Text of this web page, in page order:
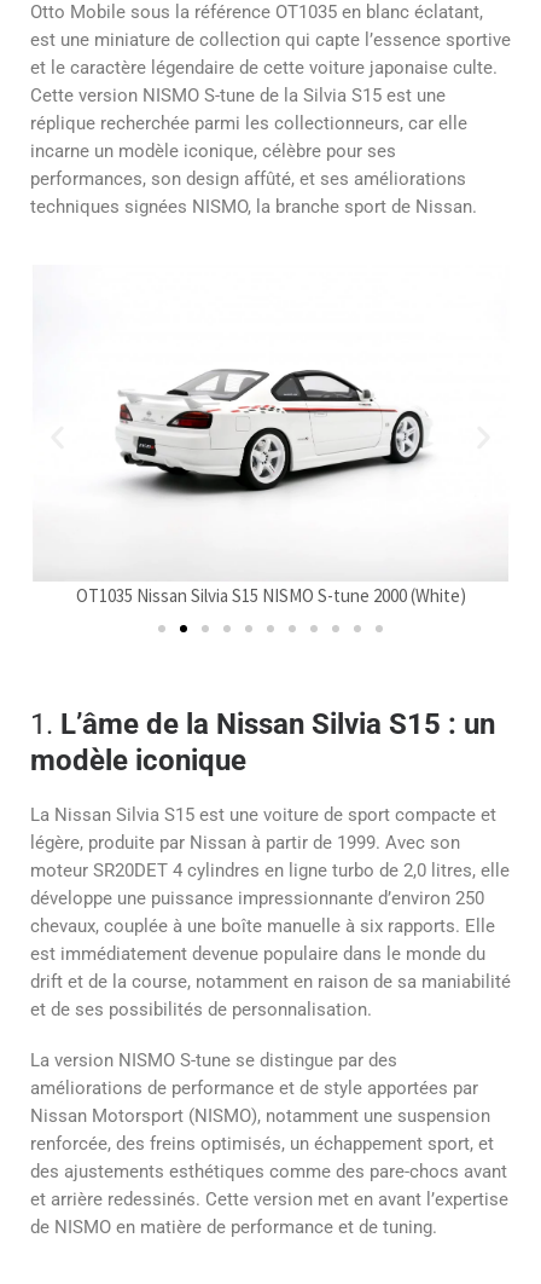
Otto Mobile sous la référence OT1035 en blanc éclatant,
est une miniature de collection qui capte l’essence sportive
et le caractère légendaire de cette voiture japonaise culte.
Cette version NISMO S-tune de la Silvia S15 est une
réplique recherchée parmi les collectionneurs, car elle
incarne un modèle iconique, célèbre pour ses
performances, son design affûté, et ses améliorations
techniques signées NISMO, la branche sport de Nissan.
OT1035 Nissan Silvia S15 NISMO S-tune 2000 (White)
1. L’âme de la Nissan Silvia S15 : un
modèle iconique
La Nissan Silvia S15 est une voiture de sport compacte et
légère, produite par Nissan à partir de 1999. Avec son
moteur SR20DET 4 cylindres en ligne turbo de 2,0 litres, elle
développe une puissance impressionnante d’environ 250
chevaux, couplée à une boîte manuelle à six rapports. Elle
est immédiatement devenue populaire dans le monde du
drift et de la course, notamment en raison de sa maniabilité
et de ses possibilités de personnalisation.
La version NISMO S-tune se distingue par des
améliorations de performance et de style apportées par
Nissan Motorsport (NISMO), notamment une suspension
renforcée, des freins optimisés, un échappement sport, et
des ajustements esthétiques comme des pare-chocs avant
et arrière redessinés. Cette version met en avant l’expertise
de NISMO en matière de performance et de tuning.